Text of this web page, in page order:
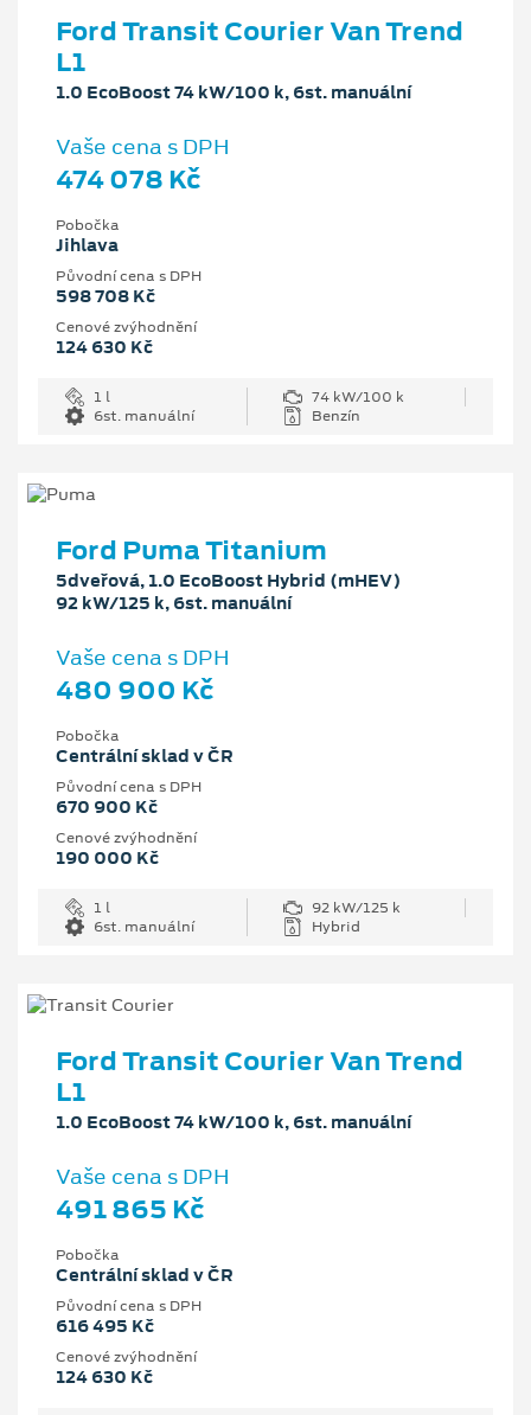
Ford Transit Courier Van Trend
L1
1.0 EcoBoost 74 kW/100 k, 6st. manuální
Vaše cena s DPH
474 078 Kč
Pobočka
Jihlava
Původní cena s DPH
598 708 Kč
Cenové zvýhodnění
124 630 Kč
1 l
74 kW/100 k
6st. manuální
Benzín
Ford Puma Titanium
5dveřová, 1.0 EcoBoost Hybrid (mHEV)
92 kW/125 k, 6st. manuální
Vaše cena s DPH
480 900 Kč
Pobočka
Centrální sklad v ČR
Původní cena s DPH
670 900 Kč
Cenové zvýhodnění
190 000 Kč
1 l
92 kW/125 k
6st. manuální
Hybrid
Ford Transit Courier Van Trend
L1
1.0 EcoBoost 74 kW/100 k, 6st. manuální
Vaše cena s DPH
491 865 Kč
Pobočka
Centrální sklad v ČR
Původní cena s DPH
616 495 Kč
Cenové zvýhodnění
124 630 Kč